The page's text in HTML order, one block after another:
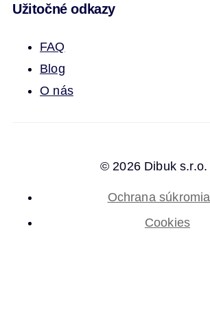
Užitočné odkazy
FAQ
Blog
O nás
© 2026 Dibuk s.r.o.
Ochrana súkromia
Cookies